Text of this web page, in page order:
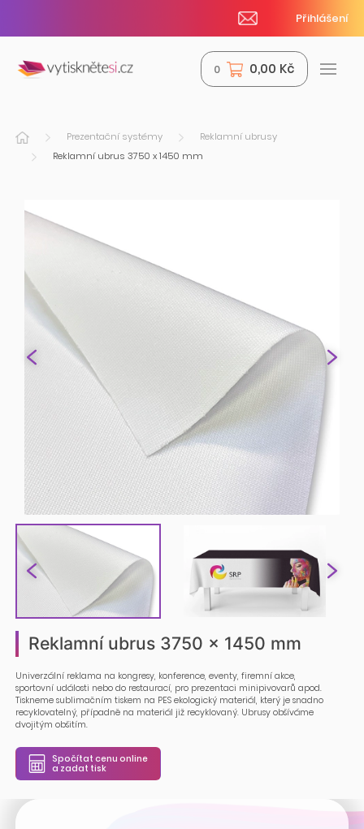
Přihlášení
0 0,00 Kč
Prezentační systémy
Reklamní ubrusy
Reklamní ubrus 3750 x 1450 mm
Reklamní ubrus 3750 x 1450 mm
Univerzální reklama na kongresy, konference, eventy, firemní akce,
sportovní události nebo do restaurací, pro prezentaci minipivovarů apod.
Tiskneme sublimačním tiskem na PES ekologický materiál, který je snadno
recyklovatelný, případně na materiál již recyklovaný. Ubrusy obšíváme
dvojitým obšitím.
Spočítat cenu online
a zadat tisk